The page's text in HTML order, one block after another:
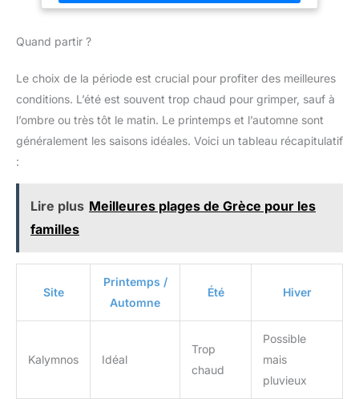
Ceinture de protection + 2 *
la corde est en nylon.
Quand partir ?
Le choix de la période est crucial pour profiter des meilleures
conditions. L’été est souvent trop chaud pour grimper, sauf à
l’ombre ou très tôt le matin. Le printemps et l’automne sont
généralement les saisons idéales. Voici un tableau récapitulatif
:
Lire plus Meilleures plages de Grèce pour les
familles
Site
Printemps /
Automne
Été Hiver
Kalymnos Idéal
Trop
chaud
Possible
mais
pluvieux